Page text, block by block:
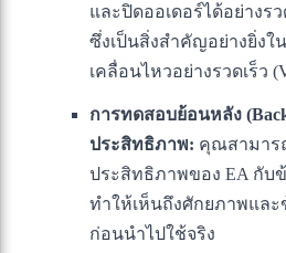
และปิดออเดอร์ได้อย่างร
ซึ่งเป็นสิ่งสำคัญอย่างยิ่งใ
เคลื่อนไหวอย่างรวดเร็ว
การทดสอบย้อนหลัง
ประสิทธิภาพ: คุณสามาร
ประสิทธิภาพของ EA กับ
ทำให้เห็นถึงศักยภาพแล
ก่อนนำไปใช้จริง